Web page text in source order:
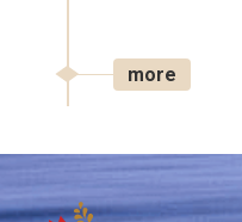
more